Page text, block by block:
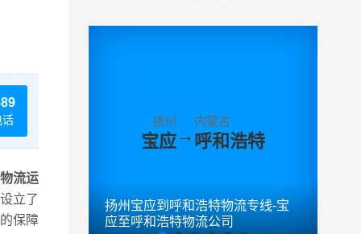
话
流运
立了
保障
扬州
宝应→
内蒙古
呼和浩特
扬州宝应到呼和浩特物流专线-宝
应至呼和浩特物流公司